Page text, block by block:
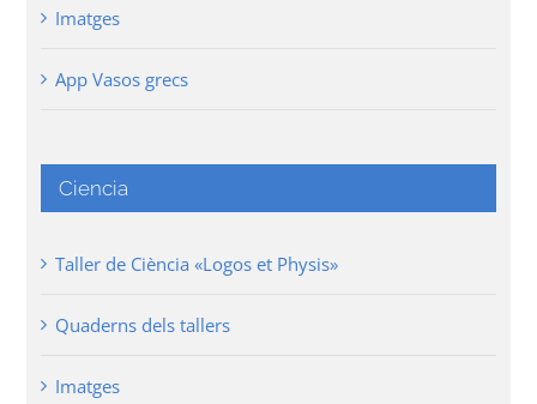
Imatges
App Vasos grecs
Ciencia
Taller de Ciència «Logos et Physis»
Quaderns dels tallers
Imatges